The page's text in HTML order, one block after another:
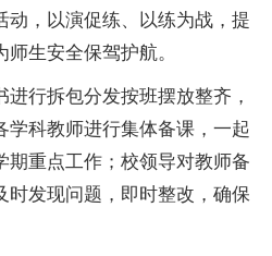
动，以演促练、以练为战，提
生安全保驾护航。
行拆包分发按班摆放整齐，
学科教师进行集体备课，一起
期重点工作；校领导对教师备
时发现问题，即时整改，确保